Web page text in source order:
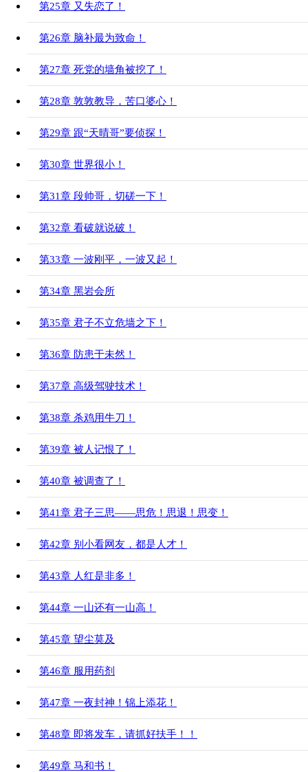
第25章 又失恋了！
第26章 脑补最为致命！
第27章 死党的墙角被挖了！
第28章 敦敦教导，苦口婆心！
第29章 跟“天晴哥”要侦探！
第30章 世界很小！
第31章 段帅哥，切磋一下！
第32章 看破就说破！
第33章 一波刚平，一波又起！
第34章 黑岩会所
第35章 君子不立危墙之下！
第36章 防患于未然！
第37章 高级驾驶技术！
第38章 杀鸡用牛刀！
第39章 被人记恨了！
第40章 被调查了！
第41章 君子三思——思危！思退！思变！
第42章 别小看网友，都是人才！
第43章 人红是非多！
第44章 一山还有一山高！
第45章 望尘莫及
第46章 服用药剂
第47章 一夜封神！锦上添花！
第48章 即将发车，请抓好扶手！！
第49章 马和书！